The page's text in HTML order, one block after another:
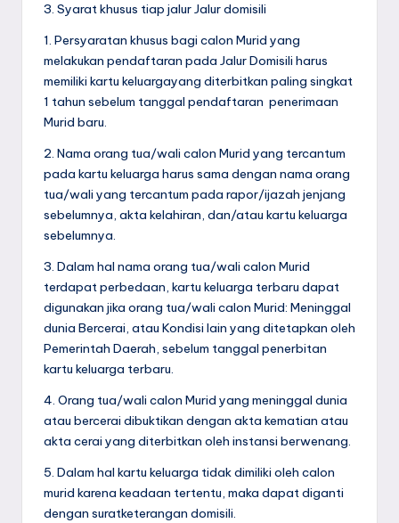
3. Syarat khusus tiap jalur Jalur domisili
1. Persyaratan khusus bagi calon Murid yang
melakukan pendaftaran pada Jalur Domisili harus
memiliki kartu keluargayang diterbitkan paling singkat
1 tahun sebelum tanggal pendaftaran penerimaan
Murid baru.
2. Nama orang tua/wali calon Murid yang tercantum
pada kartu keluarga harus sama dengan nama orang
tua/wali yang tercantum pada rapor/ijazah jenjang
sebelumnya, akta kelahiran, dan/atau kartu keluarga
sebelumnya.
3. Dalam hal nama orang tua/wali calon Murid
terdapat perbedaan, kartu keluarga terbaru dapat
digunakan jika orang tua/wali calon Murid: Meninggal
dunia Bercerai, atau Kondisi lain yang ditetapkan oleh
Pemerintah Daerah, sebelum tanggal penerbitan
kartu keluarga terbaru.
4. Orang tua/wali calon Murid yang meninggal dunia
atau bercerai dibuktikan dengan akta kematian atau
akta cerai yang diterbitkan oleh instansi berwenang.
5. Dalam hal kartu keluarga tidak dimiliki oleh calon
murid karena keadaan tertentu, maka dapat diganti
dengan suratketerangan domisili.